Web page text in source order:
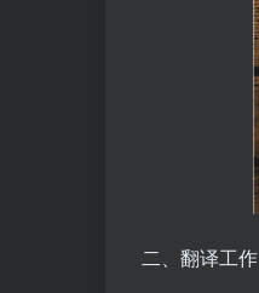
二、翻译工作